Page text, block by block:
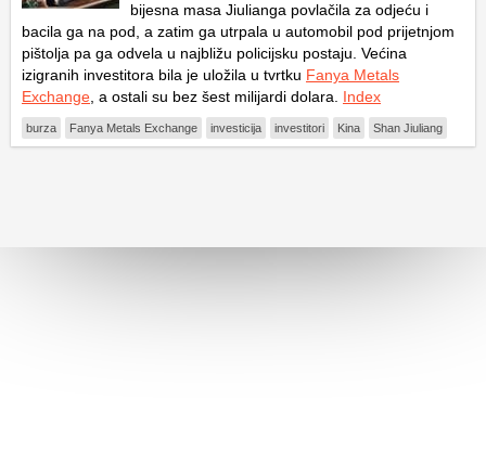
bijesna masa Jiulianga povlačila za odjeću i
bacila ga na pod, a zatim ga utrpala u automobil pod prijetnjom
pištolja pa ga odvela u najbližu policijsku postaju. Većina
izigranih investitora bila je uložila u tvrtku Fanya Metals
Exchange , a ostali su bez šest milijardi dolara. Index
burza Fanya Metals Exchange investicija investitori Kina Shan Jiuliang